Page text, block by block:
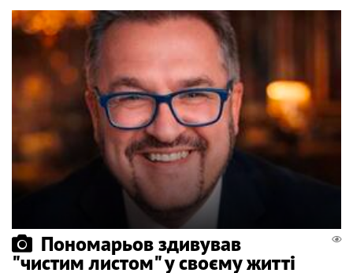
Пономарьов здивував
"чистим листом" у своєму житті